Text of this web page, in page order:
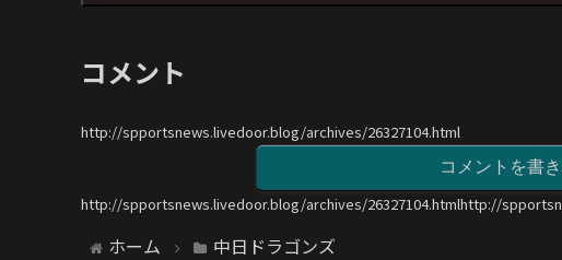
コメント
http://spportsnews.livedoor.blog/archives/26327104.html
コメントを書
http://spportsnews.livedoor.blog/archives/26327104.htmlhttp://
ホーム 中日ドラゴンズ